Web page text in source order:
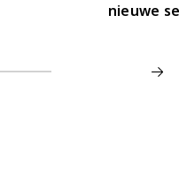
nieuwe